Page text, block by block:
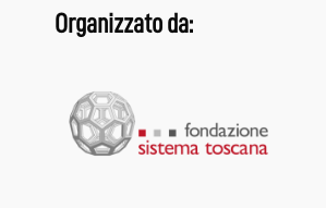
Organizzato da: